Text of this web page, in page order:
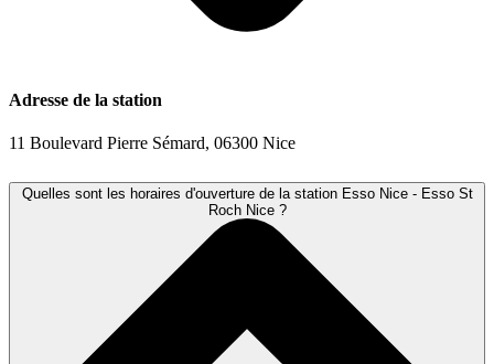
Adresse de la station
11 Boulevard Pierre Sémard, 06300 Nice
Quelles sont les horaires d'ouverture de la station Esso Nice - Esso St
Roch Nice ?